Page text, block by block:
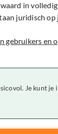
in
juridisch op
gebruikers en
Je kunt je